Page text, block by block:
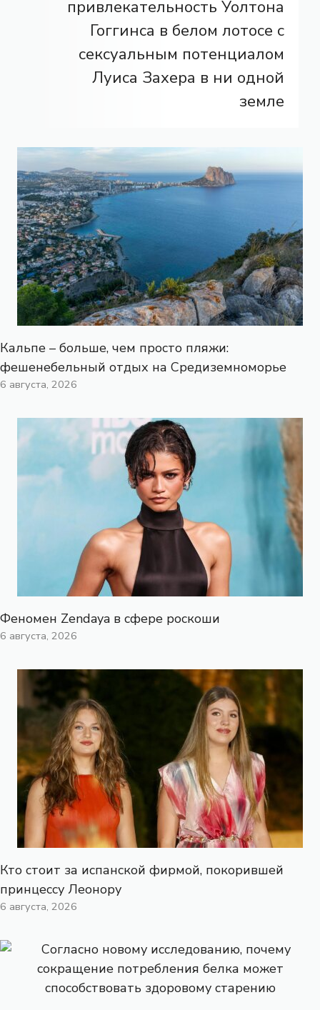
привлекательность Уолтона
Гоггинса в белом лотосе с
сексуальным потенциалом
Луиса Захера в ни одной
земле
Кальпе – больше, чем просто пляжи:
фешенебельный отдых на Средиземноморье
6 августа, 2026
Феномен Zendaya в сфере роскоши
6 августа, 2026
Кто стоит за испанской фирмой, покорившей
принцессу Леонору
6 августа, 2026